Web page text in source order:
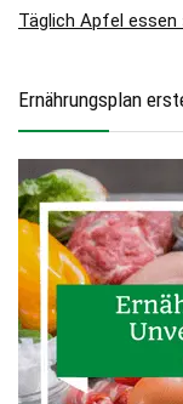
Täglich Apfel
Ernährungsplan